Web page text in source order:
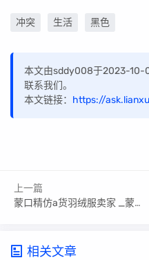
冲突 生活 黑色
本文由sddy008于2023-10-
联系我们。
本文链接： https://
上一篇
蒙口精仿a货羽绒服卖家 _蒙口精仿a货羽绒服卖家地址
相关文章